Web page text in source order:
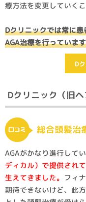
療方法を変更していく
Dクリニックでは常に
AGA治療を行っていま
D
Dクリニック（旧
総合頭髪治
AGAがかなり進行してい
ディカル）で提供され
生えてきました。 フィ
期待できないけど、此